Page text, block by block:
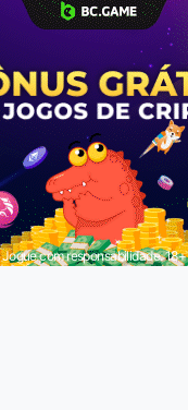
Jogue com responsabilidade. 18+